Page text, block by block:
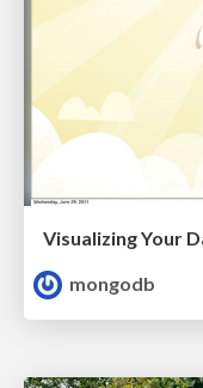
mongodb